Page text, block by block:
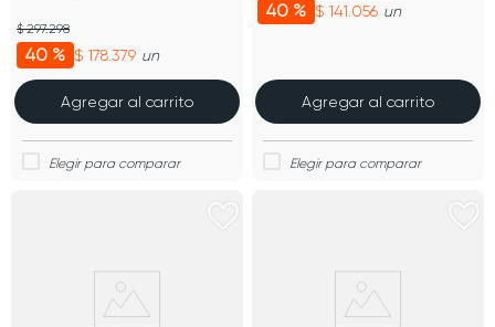
40 % $ 178.379
$ 297.298
un
Agregar al carrito
40 % $ 141.056 un
Agregar al carrito